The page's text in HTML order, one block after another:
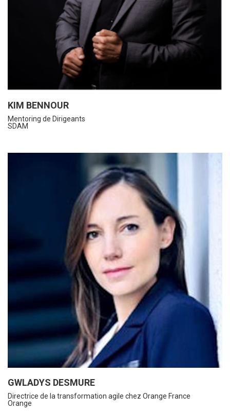
KIM BENNOUR
Mentoring de Dirigeants
SDAM
GWLADYS DESMURE
Directrice de la transformation agile chez Orange France
Orange